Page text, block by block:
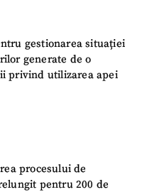
gestionarea situației
generate de o
privind utilizarea apei
procesului de
pentru 200 de